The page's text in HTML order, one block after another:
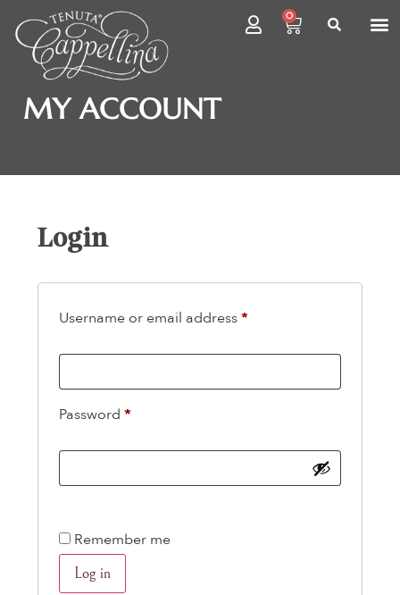
0
MY ACCOUNT
Login
Username or email address*
Password *
Remember me
Log in